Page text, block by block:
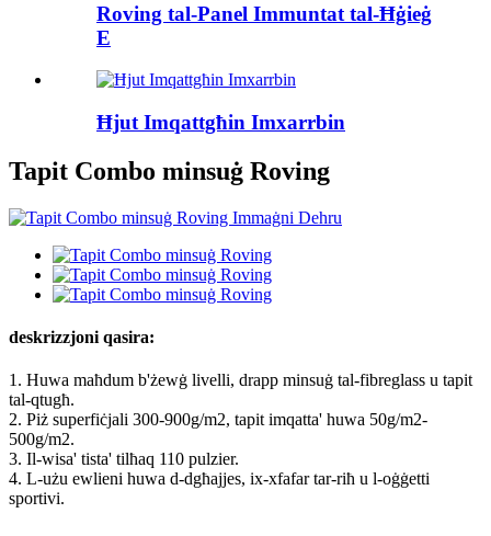
Roving tal-Panel Immuntat tal-Ħġieġ
E
Ħjut Imqattgħin Imxarrbin
Tapit Combo minsuġ Roving
deskrizzjoni qasira:
1. Huwa maħdum b'żewġ livelli, drapp minsuġ tal-fibreglass u tapit
tal-qtugħ.
2. Piż superfiċjali 300-900g/m2, tapit imqatta' huwa 50g/m2-
500g/m2.
3. Il-wisa' tista' tilħaq 110 pulzier.
4. L-użu ewlieni huwa d-dgħajjes, ix-xfafar tar-riħ u l-oġġetti
sportivi.